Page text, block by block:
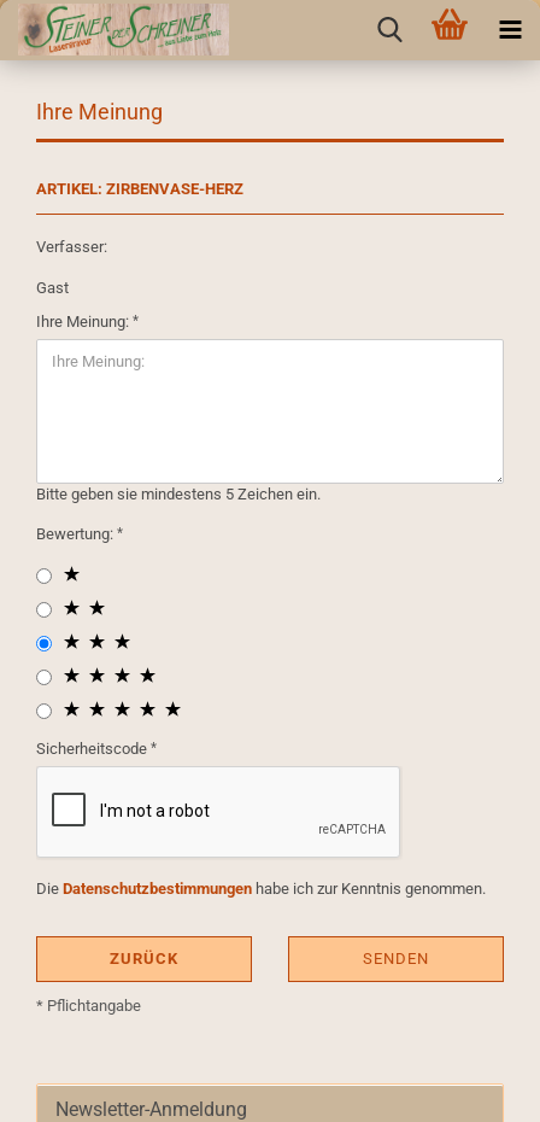
Ihre Meinung
ARTIKEL: ZIRBENVASE-HERZ
Verfasser:
Gast
Ihre Meinung:
Bitte geben sie mindestens 5 Zeichen ein.
Bewertung:
Sicherheitscode
Die Datenschutzbestimmungen habe ich zur Kenntnis genommen.
ZURÜCK SENDEN
* Pflichtangabe
Newsletter-Anmeldung